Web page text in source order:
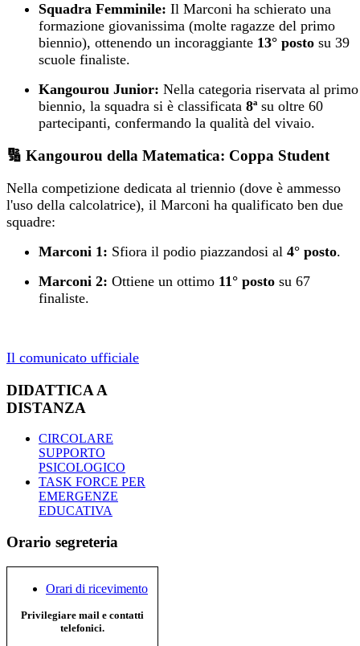
Squadra Femminile: Il Marconi ha schierato una
formazione giovanissima (molte ragazze del primo
biennio), ottenendo un incoraggiante 13° posto su 39
scuole finaliste.
Kangourou Junior: Nella categoria riservata al primo
biennio, la squadra si è classificata 8ªsu oltre 60
partecipanti, confermando la qualità del vivaio.
🔢 Kangourou della Matematica: Coppa Student
Nella competizione dedicata al triennio (dove è ammesso
l'uso della calcolatrice), il Marconi ha qualificato ben due
squadre:
Marconi 1: Sfiora il podio piazzandosi al 4° posto.
Marconi 2: Ottiene un ottimo 11° posto su 67
finaliste.
Il comunicato ufficiale
DIDATTICA A
DISTANZA
CIRCOLARE
SUPPORTO
PSICOLOGICO
TASK FORCE PER
EMERGENZE
EDUCATIVA
Orario segreteria
Orari di ricevimento
Privilegiare mail e contatti
telefonici.